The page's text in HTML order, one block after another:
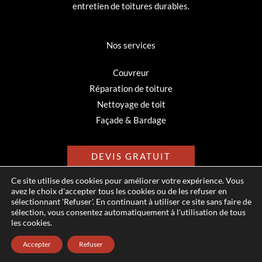
entretien de toitures durables.
Nos services
Couvreur
Réparation de toiture
Nettoyage de toit
Façade & Bardage
DEVIS GRATUIT
© Hauméa Digital | Tous droits réservés
Mentions légales
Ce site utilise des cookies pour améliorer votre expérience. Vous
avez le choix d'accepter tous les cookies ou de les refuser en
sélectionnant 'Refuser'. En continuant à utiliser ce site sans faire de
sélection, vous consentez automatiquement à l'utilisation de tous
les cookies.
Accepter Refuser